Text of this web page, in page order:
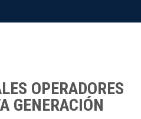
OPERADORES
GENERACIÓN